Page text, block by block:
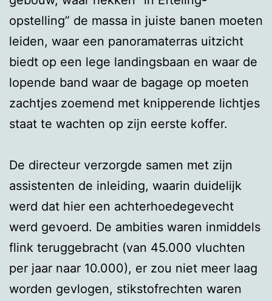
opstelling” de massa in juiste banen moeten
leiden, waar een panoramaterras uitzicht
biedt op een lege landingsbaan en waar de
lopende band waar de bagage op moeten
zachtjes zoemend met knipperende lichtjes
staat te wachten op zijn eerste koffer.
De directeur verzorgde samen met zijn
assistenten de inleiding, waarin duidelijk
werd dat hier een achterhoedegevecht
werd gevoerd. De ambities waren inmiddels
flink teruggebracht (van 45.000 vluchten
per jaar naar 10.000), er zou niet meer laag
worden gevlogen, stikstofrechten waren